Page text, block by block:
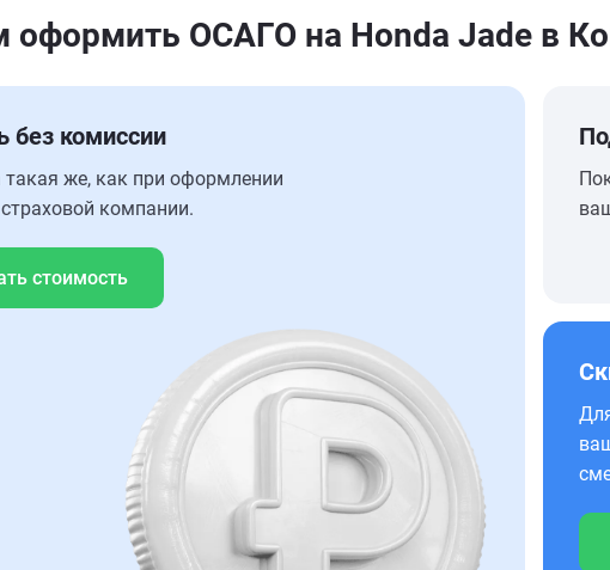
ОСАГО на Honda Jade в
без комиссии
такая же, как при оформлении
компании.
стоимость